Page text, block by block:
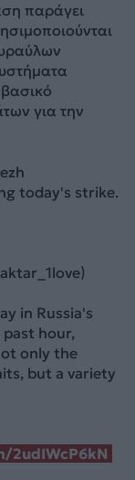
παράγει
για την
today's strike.
in Russia's
hour,
only the
but a variety
2udIWcP6kN